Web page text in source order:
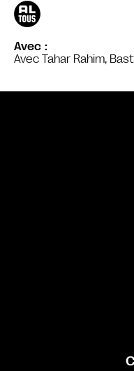
Avec
Avec Tahar Rahim,